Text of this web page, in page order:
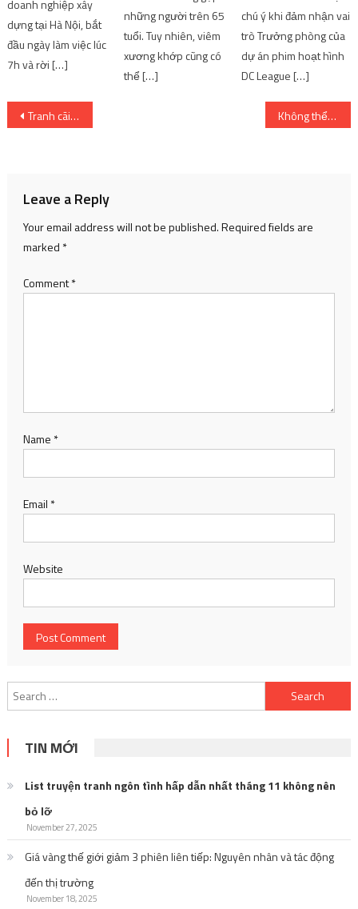
doanh nghiệp xây
dựng tại Hà Nội, bắt
đầu ngày làm việc lúc
7h và rời […]
những người trên 65
tuổi. Tuy nhiên, viêm
xương khớp cũng có
thể […]
chú ý khi đảm nhận vai
trò Trưởng phòng của
dự án phim hoạt hình
DC League […]
Post
Tranh cãi chuyện phụ huynh mua bàn ghế cho lớp học của con Không thể lội ngược dòng, LNG Esports chia tay CKTG 2022 sau trận thua RNG – Kênh Game VN
Leave a Reply
Your email address will not be published.Required fields are
marked *
Comment*
Name *
Email *
Website
Search
for:
TIN MỚI
List truyện tranh ngôn tình hấp dẫn nhất tháng 11 không nên
bỏ lỡ
November 27, 2025
Giá vàng thế giới giảm 3 phiên liên tiếp: Nguyên nhân và tác động
đến thị trường
November 18, 2025